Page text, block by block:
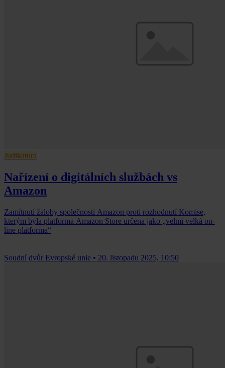
Judikatura
Nařízení o digitálních službách vs
Amazon
Zamítnutí žaloby společnosti Amazon proti rozhodnutí Komise,
kterým byla platforma Amazon Store určena jako „velmi velká on-
line platforma“
Soudní dvůr Evropské unie • 20. listopadu 2025, 10:50